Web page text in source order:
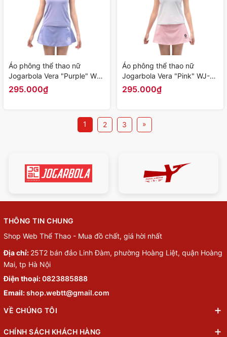
Áo phông thể thao nữ
Jogarbola Vera "Purple" WJ-
AJ698-02 - Hàng Chính
295.000₫
Áo phông thể thao nữ
Jogarbola Vera "Pink" WJ-
AJ698-01 - Hàng Chính
295.000₫
1 2 3 »
THÔNG TIN CHUNG
Shop Web Thể Thao - Mua đồ chất, giá hời nhất
Địa chỉ: 25T2 bán đảo Linh Đàm, phường Hoàng Liệt, quận Hoàng
Mai, tp Hà Nội
Điện thoại:0823885888
Email:shop.webtt@gmail.com
VỀ CHÚNG TÔI
CHÍNH SÁCH KHÁCH HÀNG